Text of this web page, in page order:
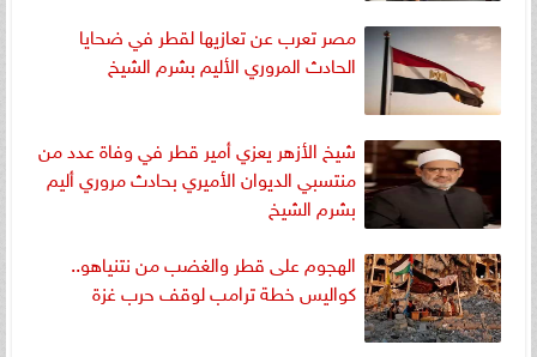
مصر تعرب عن تعازيها لقطر في ضحايا
الحادث المروري الأليم بشرم الشيخ
شيخ الأزهر يعزي أمير قطر في وفاة عدد من
منتسبي الديوان الأميري بحادث مروري أليم
بشرم الشيخ
الهجوم على قطر والغضب من نتنياهو..
كواليس خطة ترامب لوقف حرب غزة